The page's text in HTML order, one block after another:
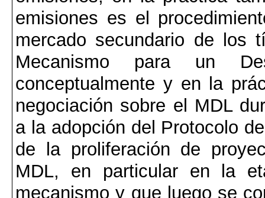
emisiones es el
mercado secundario de los
Mecanismo para un
conceptualmente y en la
negociación sobre el MDL
a la adopción del Protocolo
de la proliferación de
MDL, en particular en la
mecanismo y que luego se